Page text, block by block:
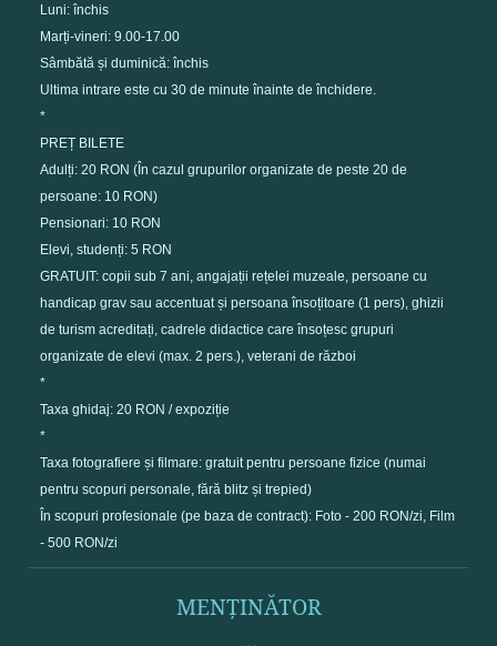
Luni: închis
Marți-vineri: 9.00-17.00
Sâmbătă și duminică: închis
Ultima intrare este cu 30 de minute înainte de închidere.
*
PREȚ BILETE
Adulți: 20 RON (În cazul grupurilor organizate de peste 20 de
persoane: 10 RON)
Pensionari: 10 RON
Elevi, studenți: 5 RON
GRATUIT: copii sub 7 ani, angajații rețelei muzeale, persoane cu
handicap grav sau accentuat și persoana însoțitoare (1 pers), ghizii
de turism acreditați, cadrele didactice care însoțesc grupuri
organizate de elevi (max. 2 pers.), veterani de război
*
Taxa ghidaj: 20 RON / expoziție
*
Taxa fotografiere și filmare: gratuit pentru persoane fizice (numai
pentru scopuri personale, fără blitz și trepied)
În scopuri profesionale (pe baza de contract): Foto - 200 RON/zi, Film
- 500 RON/zi
MENȚINĂTOR